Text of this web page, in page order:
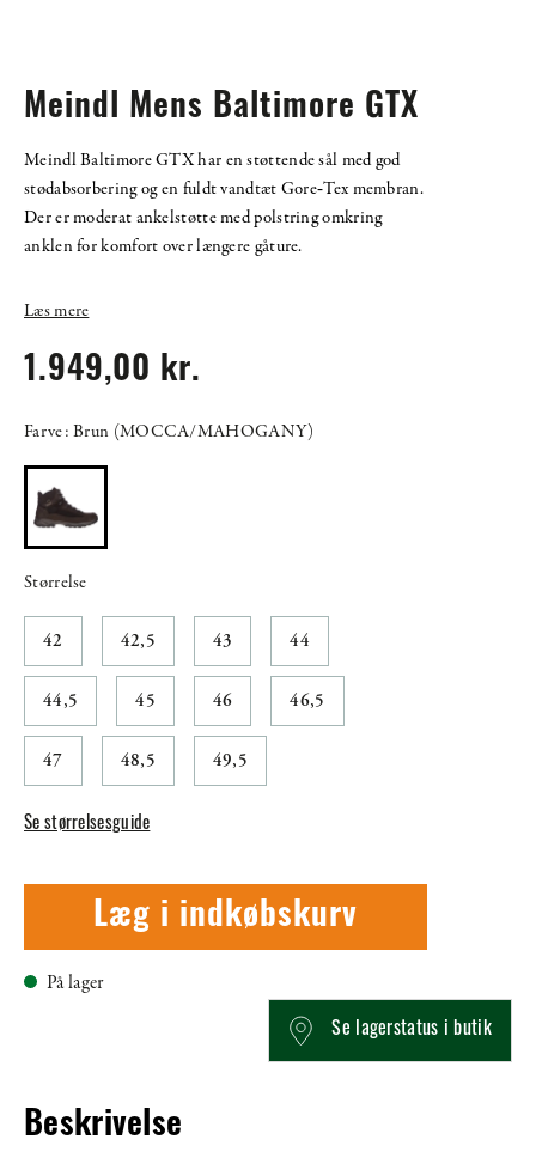
Meindl Mens Baltimore GTX
Meindl Baltimore GTX har en støttende sål med god
stødabsorbering og en fuldt vandtæt Gore‑Tex membran.
Der er moderat ankelstøtte med polstring omkring
anklen for komfort over længere gåture.
Læs mere
1.949,00 kr.
Farve: Brun (MOCCA/MAHOGANY)
Størrelse
42 42,5 43 44
44,5 45 46 46,5
47 48,5 49,5
Se størrelsesguide
Læg i indkøbskurv
På lager
Se lagerstatus i butik
Beskrivelse